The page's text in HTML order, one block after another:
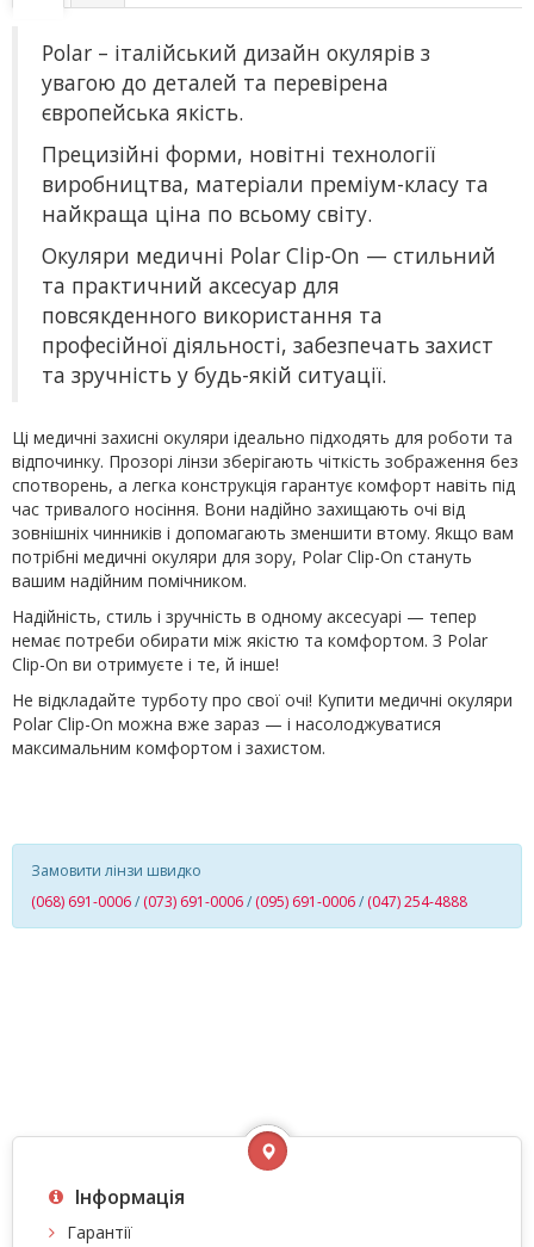
Polar – італійський дизайн окулярів з
увагою до деталей та перевірена
європейська якість.
Прецизійні форми, новітні технології
виробництва, матеріали преміум-класу та
найкраща ціна по всьому світу.
Окуляри медичні Polar Clip-On — стильний
та практичний аксесуар для
повсякденного використання та
професійної діяльності, забезпечать захист
та зручність у будь-якій ситуації.
Ці медичні захисні окуляри ідеально підходять для роботи та
відпочинку. Прозорі лінзи зберігають чіткість зображення без
спотворень, а легка конструкція гарантує комфорт навіть під
час тривалого носіння. Вони надійно захищають очі від
зовнішніх чинників і допомагають зменшити втому. Якщо вам
потрібні медичні окуляри для зору, Polar Clip-On стануть
вашим надійним помічником.
Надійність, стиль і зручність в одному аксесуарі — тепер
немає потреби обирати між якістю та комфортом. З Polar
Clip-On ви отримуєте і те, й інше!
Не відкладайте турботу про свої очі! Купити медичні окуляри
Polar Clip-On можна вже зараз — і насолоджуватися
максимальним комфортом і захистом.
Замовити лінзи швидко
(068) 691-0006/ (073) 691-0006/ (095) 691-0006/ (047) 254-4888
Інформація
Гарантії